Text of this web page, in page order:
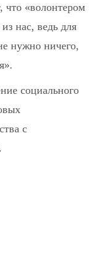
что «волонтером
нас, ведь для
нужно ничего,
социального
с